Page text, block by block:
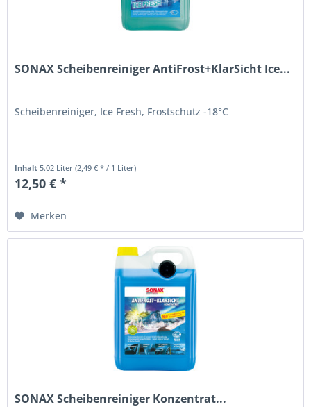
SONAX Scheibenreiniger AntiFrost+KlarSicht Ice...
Scheibenreiniger, Ice Fresh, Frostschutz -18°C
Inhalt5.02 Liter(2,49 € * / 1 Liter)
12,50 € *
Merken
SONAX Scheibenreiniger Konzentrat...